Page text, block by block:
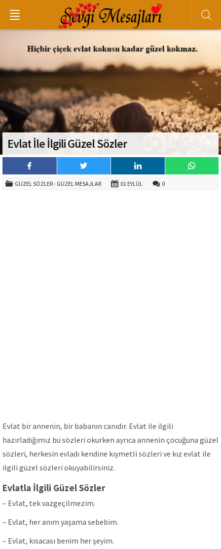
Evlat İle İlgili Güzel Sözler
GÜZEL SÖZLER - GÜZEL MESAJLAR 01 EYLÜL 0
Evlat bir annenin, bir babanın canıdır. Evlat ile ilgili
hazırladığımız bu sözleri okurken ayrıca annenin çocuğuna güzel
sözleri, herkesin evladı kendine kıymetli sözleri ve kız evlat ile
ilgili güzel sözleri okuyabilirsiniz.
Evlatla İlgili Güzel Sözler
– Evlat, tek vazgeçilmezim.
– Evlat, her anım yaşama sebebim.
– Evlat, kısacası benim her şeyim.